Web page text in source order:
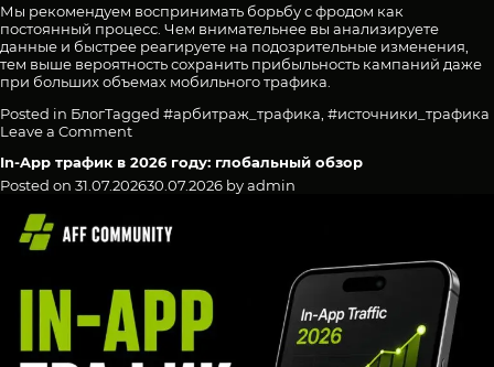
Мы рекомендуем воспринимать борьбу с фродом как
постоянный процесс. Чем внимательнее вы анализируете
данные и быстрее реагируете на подозрительные изменения,
тем выше вероятность сохранить прибыльность кампаний даже
при больших объемах мобильного трафика.
Posted in БлогTagged #арбитраж_трафика #источники_трафика
Leave a Commenton
в
In-
как
бюджет
In-App трафик в 2026 году: глобальный обзор
Posted on 31.07.202630.07.2026 byadmin